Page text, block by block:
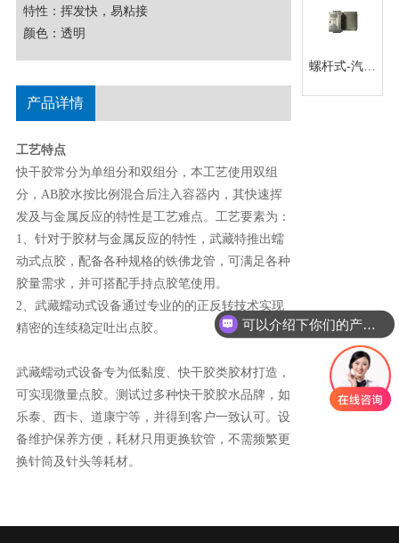
特性：挥发快，易粘接
颜色：透明
产品详情
工艺特点
快干胶常分为单组分和双组分，本工艺使用双组
分，AB胶水按比例混合后注入容器内，其快速挥
发及与金属反应的特性是工艺难点。工艺要素为：
1、针对于胶材与金属反应的特性，武藏特推出蠕
动式点胶，配备各种规格的铁佛龙管，可满足各种
胶量需求，并可搭配手持点胶笔使用。
2、武藏蠕动式设备通过专业的的正反转技术实现
精密的连续稳定吐出点胶。
武藏蠕动式设备专为低黏度、快干胶类胶材打造，
可实现微量点胶。测试过多种快干胶胶水品牌，如
乐泰、西卡、道康宁等，并得到客户一致认可。设
备维护保养方便，耗材只用更换软管，不需频繁更
换针筒及针头等耗材。
胶
螺杆式-汽车
可以介绍下你们的产品么